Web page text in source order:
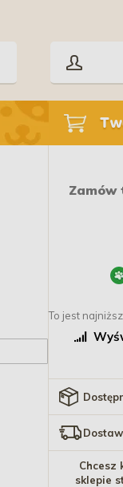
Zamów
To jest
Chcesz
sklepie